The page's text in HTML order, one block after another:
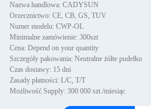
Nazwa handlowa: CADYSUN
Orzecznictwo: CE, CB, GS, TUV
Numer modelu: CWP-OL
Minimalne zamówienie: 300szt
Cena: Depend on your quantity
Szczegóły pakowania: Neutralne żółte pudełko
Czas dostawy: 15 dni
Zasady płatności: L/C, T/T
Możliwość Supply: 300 000 szt./miesiąc